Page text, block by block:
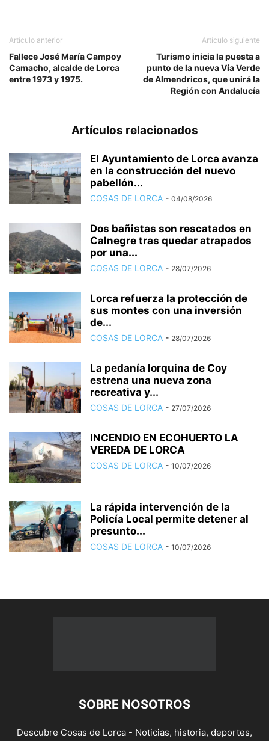
Artículo anterior
Fallece José María Campoy
Camacho, alcalde de Lorca
entre 1973 y 1975.
Artículo siguiente
Turismo inicia la puesta a
punto de la nueva Vía Verde
de Almendricos, que unirá la
Región con Andalucía
Artículos relacionados
El Ayuntamiento de Lorca avanza
en la construcción del nuevo
pabellón...
COSAS DE LORCA - 04/08/2026
Dos bañistas son rescatados en
Calnegre tras quedar atrapados
por una...
COSAS DE LORCA - 28/07/2026
Lorca refuerza la protección de
sus montes con una inversión
de...
COSAS DE LORCA - 28/07/2026
La pedanía lorquina de Coy
estrena una nueva zona
recreativa y...
COSAS DE LORCA - 27/07/2026
INCENDIO EN ECOHUERTO LA
VEREDA DE LORCA
COSAS DE LORCA - 10/07/2026
La rápida intervención de la
Policía Local permite detener al
presunto...
COSAS DE LORCA - 10/07/2026
SOBRE NOSOTROS
Descubre Cosas de Lorca - Noticias, historia, deportes,